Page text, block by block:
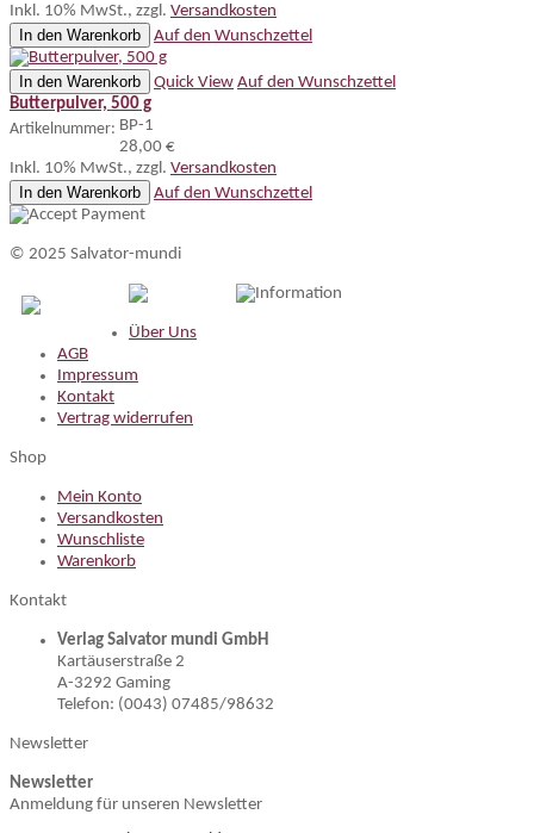
Inkl. 10% MwSt., zzgl. Versandkosten
In den Warenkorb
Auf den Wunschzettel
In den Warenkorb Quick View Auf den Wunschzettel
Butterpulver, 500 g
Artikelnummer: BP-1
28,00 €
Inkl. 10% MwSt., zzgl. Versandkosten
In den Warenkorb
Auf den Wunschzettel
© 2025 Salvator-mundi
Information
Über Uns
AGB
Impressum
Kontakt
Vertrag widerrufen
Shop
Mein Konto
Versandkosten
Wunschliste
Warenkorb
Kontakt
Verlag Salvator mundi GmbH
Kartäuserstraße 2
A-3292 Gaming
Telefon: (0043) 07485/98632
Newsletter
Newsletter
Anmeldung für unseren Newsletter